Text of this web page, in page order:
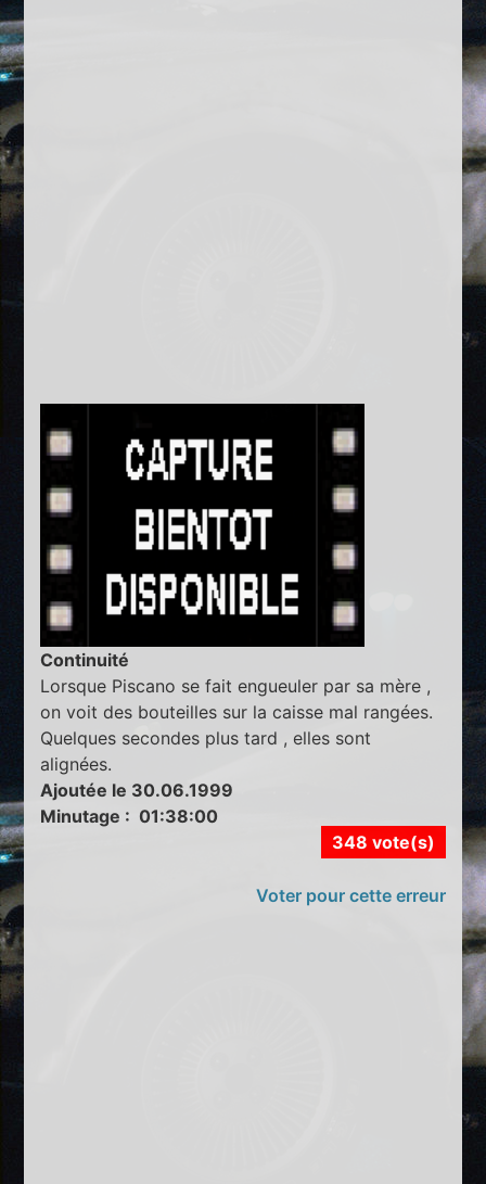
Continuité
Lorsque Piscano se fait engueuler par sa mère ,
on voit des bouteilles sur la caisse mal rangées.
Quelques secondes plus tard , elles sont
alignées.
Ajoutée le 30.06.1999
Minutage : 01:38:00
348 vote(s)
Voter pour cette erreur